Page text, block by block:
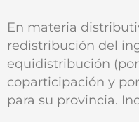
En materia
redistribución del
equidistribución
coparticipación y
para su provincia.